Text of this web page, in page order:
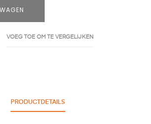
VOEG TOE OM TE VERGELIJKEN
PRODUCTDETAILS